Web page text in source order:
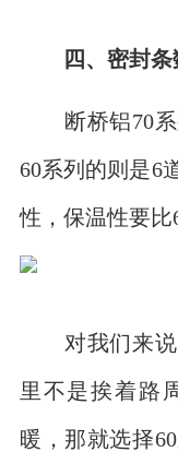
四、密封条
断桥铝70系
60系列的则是6
性，保温性要比
对我们来说
里不是挨着路
暖，那就选择